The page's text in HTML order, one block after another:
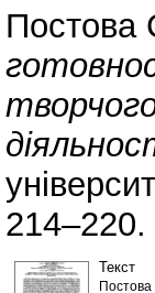
Постова
214–220.
Текст